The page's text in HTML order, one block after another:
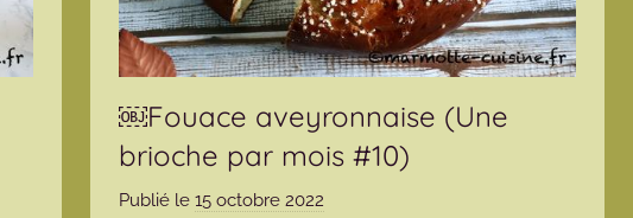
￼Fouace aveyronnaise (Une
brioche par mois #10)
Publié le 15 octobre 2022